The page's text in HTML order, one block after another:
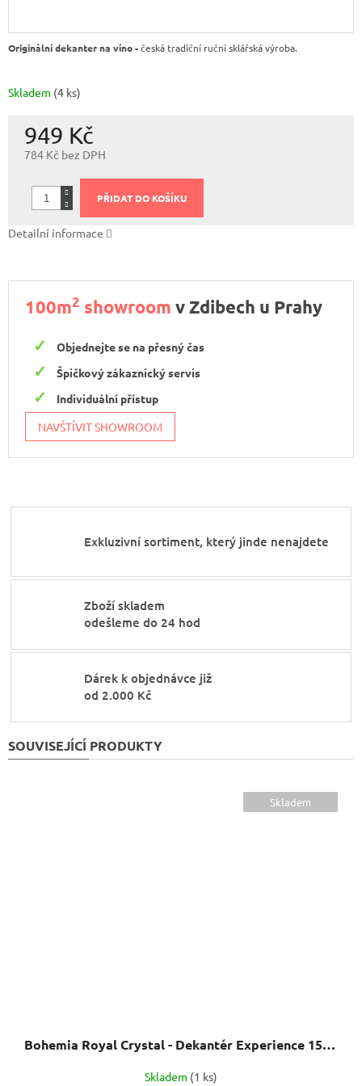
949 Kč
784 Kč bez DPH
cena:
Skladem (4 ks)
PŘIDAT DO KOŠÍKU
Originální dekanter na víno -česká tradiční ruční sklářská výroba.
Detailní informace
100m2 showroom v Zdibech u Prahy
Objednejte se na přesný čas
Špičkový zákaznický servis
Individuální přístup
NAVŠTÍVIT SHOWROOM
Exkluzivní sortiment, který jinde nenajdete
Zboží skladem
odešleme do 24 hod
Dárek k objednávce již
od 2.000 Kč
SOUVISEJÍCÍ PRODUKTY
Skladem
Bohemia Royal Crystal - Dekantér Experience 1500 ml, ruční výroba
Skladem (1 ks)